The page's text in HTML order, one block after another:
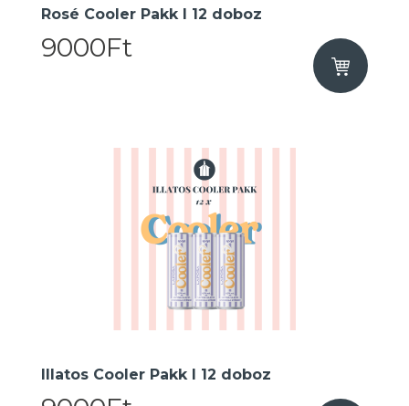
Rosé Cooler Pakk I 12 doboz
9000Ft
Illatos Cooler Pakk I 12 doboz